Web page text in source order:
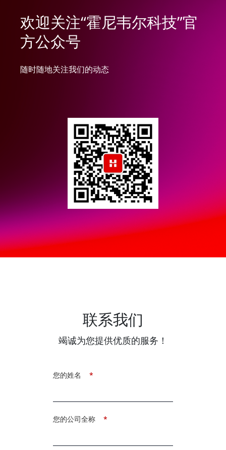
欢迎关注“霍尼韦尔科技”官
方公众号
随时随地关注我们的动态
联系我们
竭诚为您提供优质的服务！
*
您的姓名
*
您的公司全称